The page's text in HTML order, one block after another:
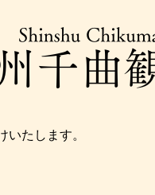
いたします。